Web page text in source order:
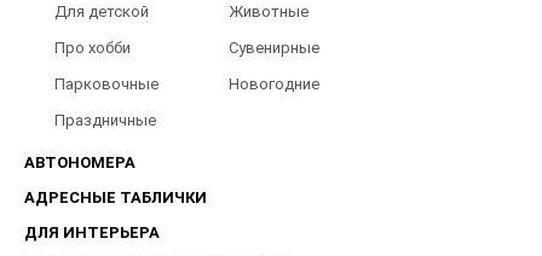
Для детской
Животные
Про хобби
Сувенирные
Парковочные
Новогодние
Праздничные
АВТОНОМЕРА
АДРЕСНЫЕ ТАБЛИЧКИ
ДЛЯ ИНТЕРЬЕРА